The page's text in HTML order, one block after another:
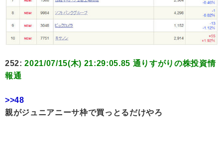
252:2021/07/15(木) 21:29:05.85 通りすがりの株投資情
報通
>>48
親がジュニアニーサ枠で買っとるだけやろ